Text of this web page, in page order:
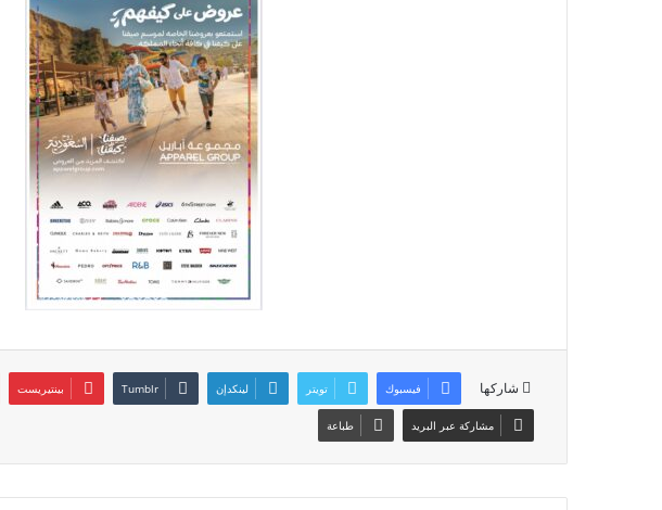
شاركها فيسبوك تويتر لينكدإن بينتيريست
مشاركة عبر البريد طباعة